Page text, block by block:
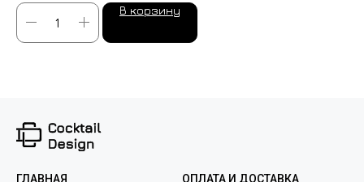
В корзину
ГЛАВНАЯ ОПЛАТА И ДОСТАВКА